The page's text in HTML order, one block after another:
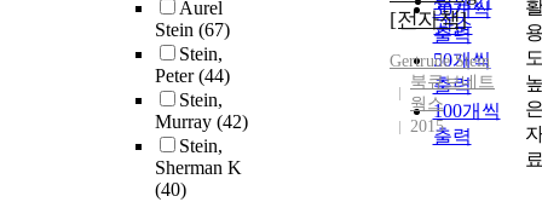
Aurel
Stein (67)
Stein,
Peter(44)
Stein,
Murray (42)
Stein,
Sherman K
(40)
관순
30개씩
출력
50개씩
출력
100개씩
출력
[전자책]
GertrudeStein
북큐브네트
웍스
2015